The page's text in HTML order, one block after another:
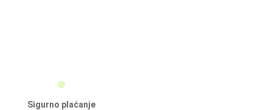
Sigurno plaćanje